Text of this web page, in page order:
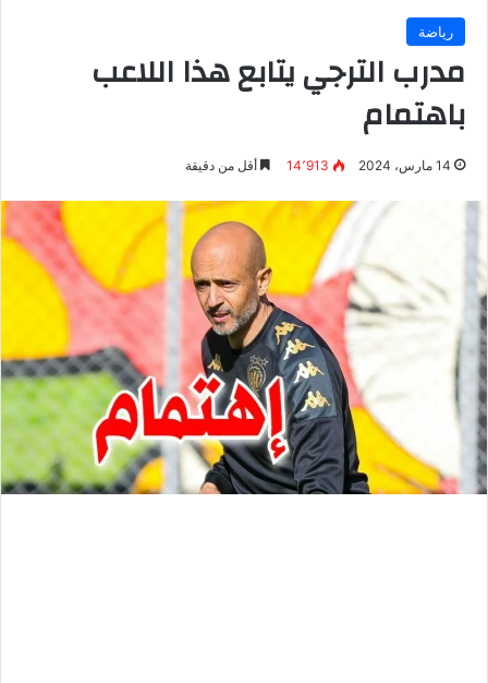
رياضة
مدرب الترجي يتابع هذا اللاعب
باهتمام
14 مارس، 2024 14٬913 أقل من دقيقة